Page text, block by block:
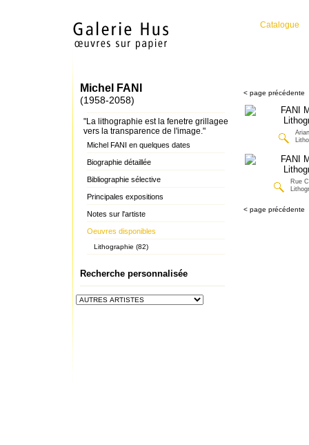
Catalogue
Michel FANI
(1958-2058)
"La lithographie est la fenetre grillagee
vers la transparence de l'image."
Michel FANI en quelques dates
Biographie détaillée
Bibliographie sélective
Principales expositions
Notes sur l'artiste
Oeuvres disponibles
Lithographie (82)
Recherche personnalisée
< page précédente
Rue
< page précédente